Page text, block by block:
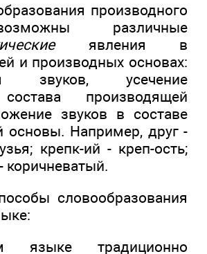
производного
различные
явления в
и производных основах:
звуков, усечение
производящей
звуков в составе
основы. Например, друг -
крепк-ий - креп-ость;
коричневатый.
словообразования
языке традиционно